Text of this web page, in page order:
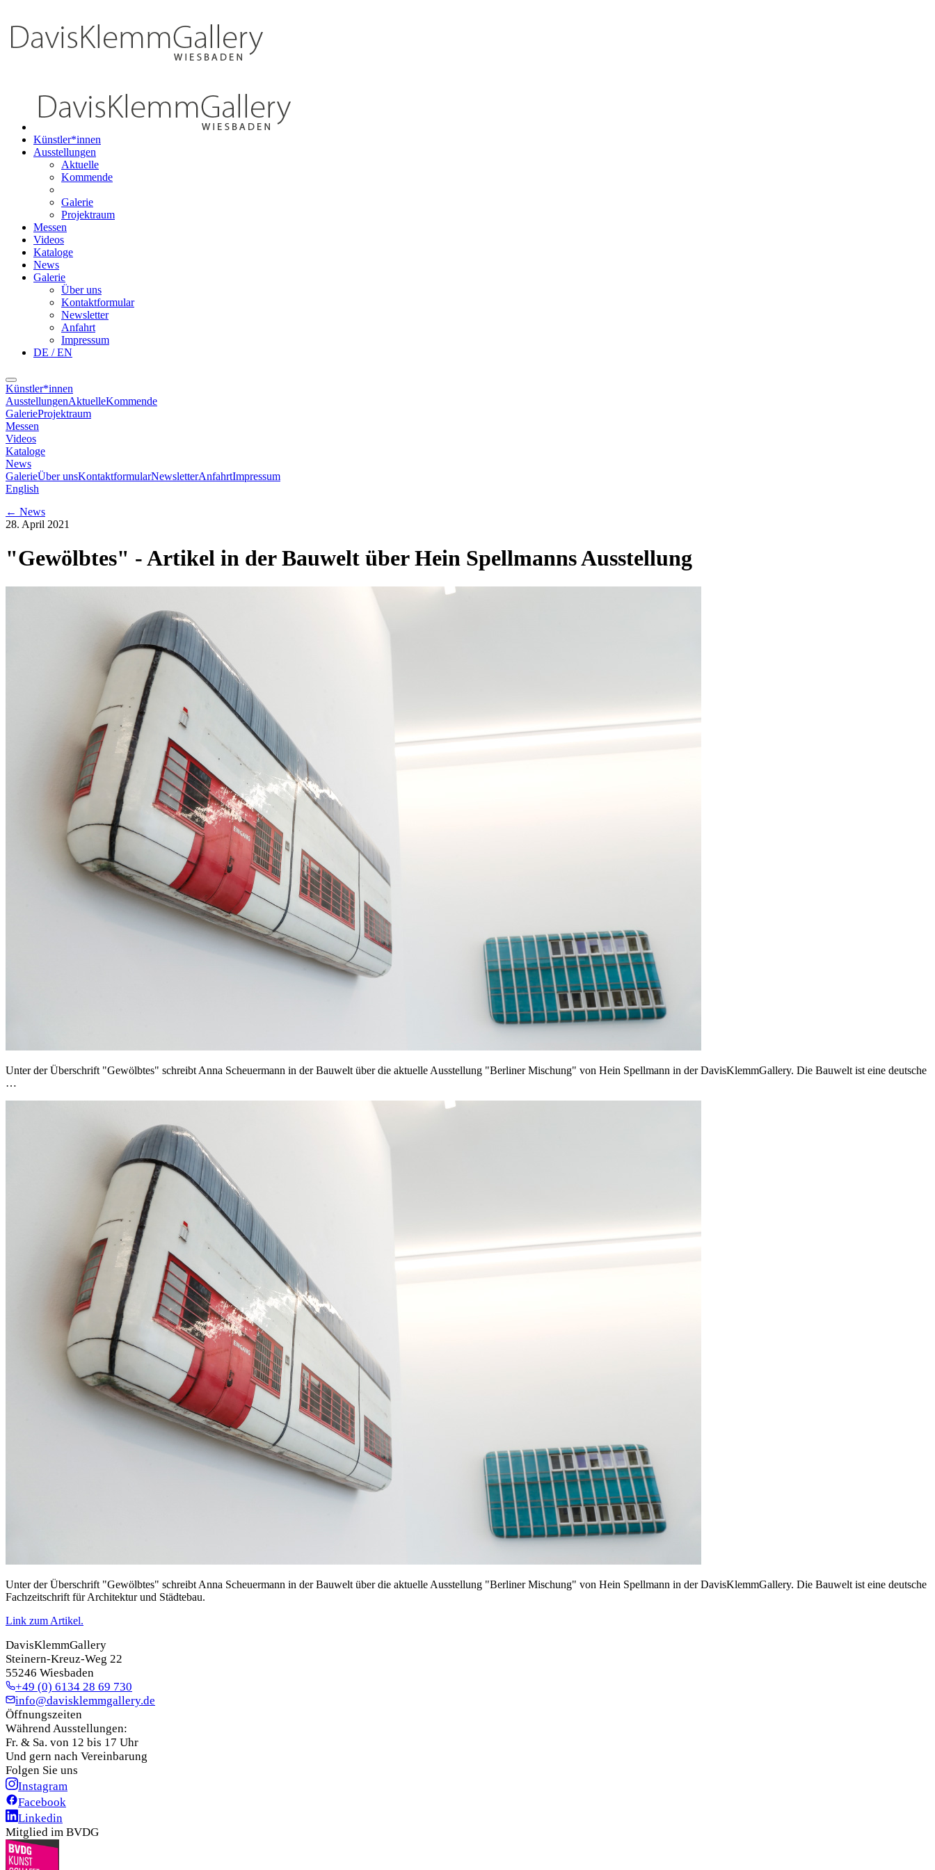
Künstler*innen
Ausstellungen
Aktuelle
Kommende
Galerie
Projektraum
Messen
Videos
Kataloge
News
Galerie
Über uns
Kontaktformular
Newsletter
Anfahrt
Impressum
DE / EN
Künstler*innen
AusstellungenAktuelleKommende
GalerieProjektraum
Messen
Videos
Kataloge
News
GalerieÜber unsKontaktformularNewsletterAnfahrtImpressum
English
← News
28. April 2021
"Gewölbtes" - Artikel in der Bauwelt über Hein Spellmanns Ausstellung
Unter der Überschrift "Gewölbtes" schreibt Anna Scheuermann in der Bauwelt über die aktuelle Ausstellung "Berliner Mischung" von Hein Spellmann in der DavisKlemmGallery. Die Bauwelt ist eine deutsche
…
Unter der Überschrift "Gewölbtes" schreibt Anna Scheuermann in der Bauwelt über die aktuelle Ausstellung "Berliner Mischung" von Hein Spellmann in der DavisKlemmGallery. Die Bauwelt ist eine deutsche
Fachzeitschrift für Architektur und Städtebau.
Link zum Artikel.
DavisKlemmGallery
Steinern-Kreuz-Weg 22
55246 Wiesbaden
+49 (0) 6134 28 69 730
info@davisklemmgallery.de
Öffnungszeiten
Während Ausstellungen:
Fr. & Sa. von 12 bis 17 Uhr
Und gern nach Vereinbarung
Folgen Sie uns
Instagram
Facebook
Linkedin
Mitglied im BVDG